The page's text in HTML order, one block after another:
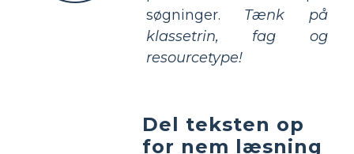
søgninger. Tænk på
klassetrin, fag og
resourcetype!
Del teksten op
for nem læsning